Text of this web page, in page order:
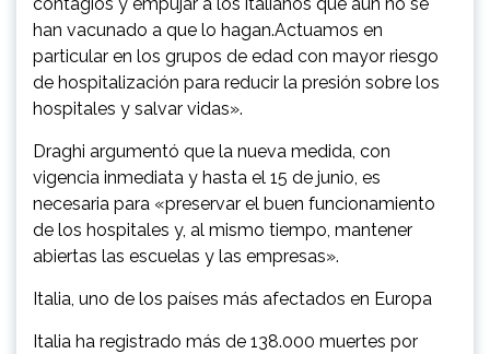
han vacunado a que lo hagan.Actuamos en
particular en los grupos de edad con mayor riesgo
de hospitalización para reducir la presión sobre los
hospitales y salvar vidas».
Draghi argumentó que la nueva medida, con
vigencia inmediata y hasta el 15 de junio, es
necesaria para «preservar el buen funcionamiento
de los hospitales y, al mismo tiempo, mantener
abiertas las escuelas y las empresas».
Italia, uno de los países más afectados en Europa
Italia ha registrado más de 138.000 muertes por